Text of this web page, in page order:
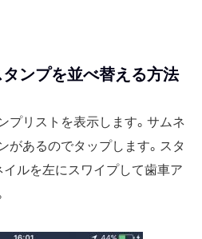
タンプを並べ替える方法
プリストを表示します。サムネ
があるのでタップします。スタ
イルを左にスワイプして歯車ア